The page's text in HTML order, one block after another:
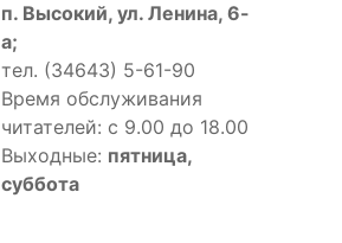
п. Высокий, ул. Ленина, 6-
а;
тел. (34643) 5-61-90
Время обслуживания
читателей: с 9.00 до 18.00
Выходные: пятница,
суббота